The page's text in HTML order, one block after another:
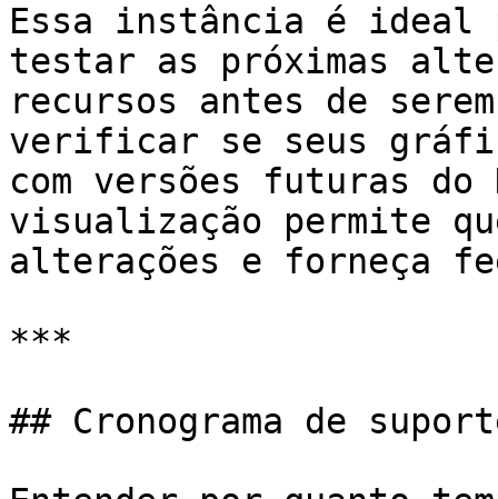
Essa instância é ideal
testar as próximas
recursos antes de
verificar se seus
com versões futuras do
visualização permite
alterações e forneça
***
## Cronograma de